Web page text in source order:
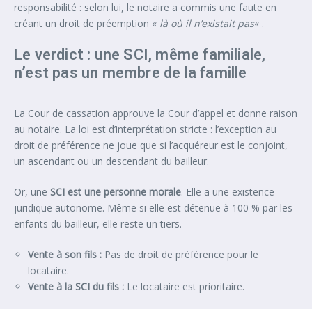
responsabilité : selon lui, le notaire a commis une faute en
créant un droit de préemption « là où il n’existait pas« .
Le verdict : une SCI, même familiale,
n’est pas un membre de la famille
La Cour de cassation approuve la Cour d’appel et donne raison
au notaire. La loi est d’interprétation stricte : l’exception au
droit de préférence ne joue que si l’acquéreur est le conjoint,
un ascendant ou un descendant du bailleur.
Or, une SCI est une personne morale. Elle a une existence
juridique autonome. Même si elle est détenue à 100 % par les
enfants du bailleur, elle reste un tiers.
Vente à son fils : Pas de droit de préférence pour le
locataire.
Vente à la SCI du fils : Le locataire est prioritaire.